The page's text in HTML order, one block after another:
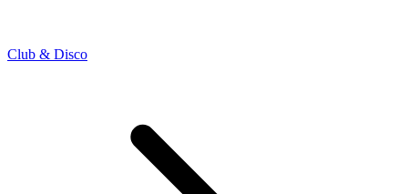
Club & Disco